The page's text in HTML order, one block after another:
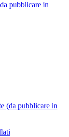
pubblicare in
(da pubblicare in